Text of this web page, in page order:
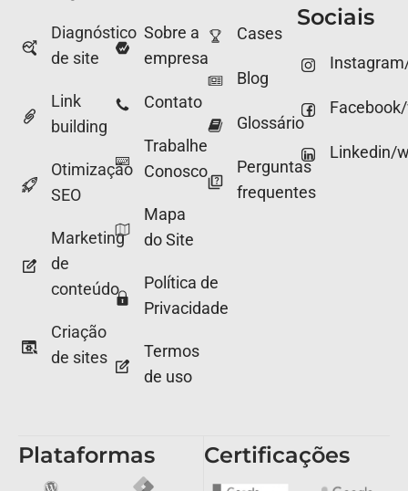
Diagnóstico
de site
Link
building
Otimização
SEO
Marketing
de
conteúdo
Criação
de sites
Sobre a
empresa
Contato
Trabalhe
Conosco
Mapa
do Site
Política de
Privacidade
Termos
de uso
Cases
Blog
Glossário
Perguntas
frequentes
Sociais
Linkedin/
Plataformas Certificações